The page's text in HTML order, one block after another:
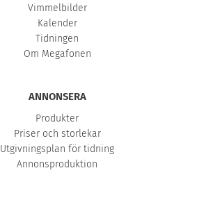
Vimmelbilder
Kalender
Tidningen
Om Megafonen
ANNONSERA
Produkter
Priser och storlekar
Utgivningsplan för tidning
Annonsproduktion